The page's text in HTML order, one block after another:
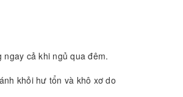
cả khi ngủ qua đêm.
khỏi hư tổn và khô xơ do